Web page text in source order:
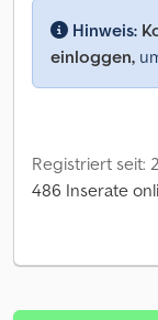
Hinweis:
einloggen,
Registriert seit:
486 Inserate